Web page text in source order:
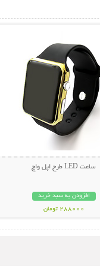
ساعت LED طرح اپل واچ
افزودن به سبد خرید
288000 تومان